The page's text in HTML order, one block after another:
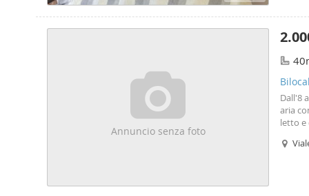
Annuncio senza foto
Dall'8
aria
letto e